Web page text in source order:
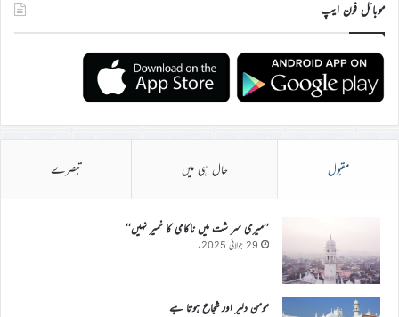
موبائل فون ایپ
مقبول حال ہی میں تبصرے
’’میری سر شت میں ناکامی کا خمیر نہیں‘‘
29 جولائی 2025ء
مومن دلیر اور شجاع ہوتا ہے